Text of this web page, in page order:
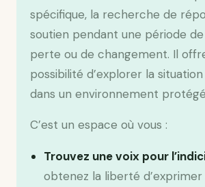
spécifique, la recherche de
soutien pendant une période
perte ou de changement. Il
possibilité d’explorer la
dans un environnement
C’est un espace où vous :
Trouvez une voix pour
obtenez la liberté